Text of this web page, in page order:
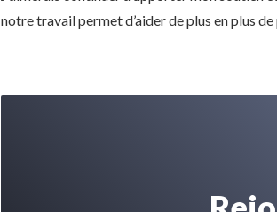
notre travail permet d’aider de plus en plus